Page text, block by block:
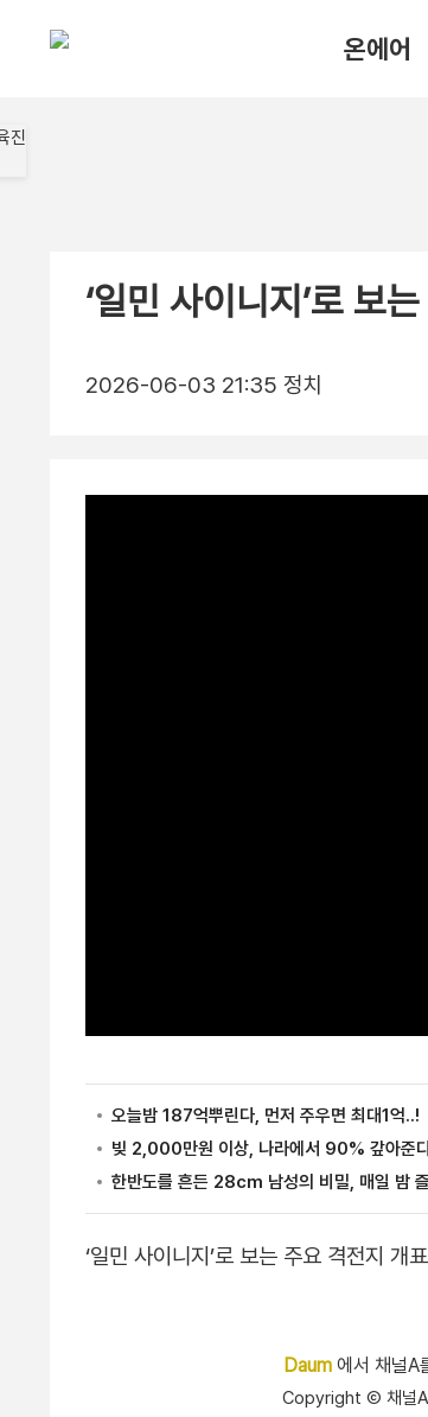
온에어
‘일민 사이니지’로 보
2026-06-03 21:35 정치
‘일민 사이니지’로 보는 주요 격전지 개
Daum 에서 채널A
Copyright Ⓒ 채널